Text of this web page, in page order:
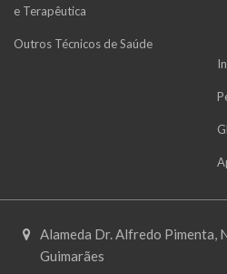
e Terapêutica
Outros Técnicos de Saúde
Alameda Dr. Alfredo Pimenta,
Guimarães